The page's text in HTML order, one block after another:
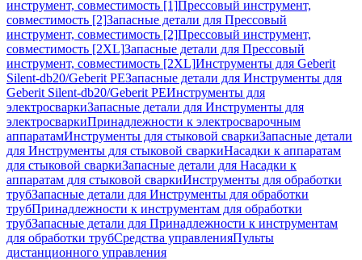
инструмент, совместимость [1]Прессовый инструмент,
совместимость [2]Запасные детали для Прессовый
инструмент, совместимость [2]Прессовый инструмент,
совместимость [2XL]Запасные детали для Прессовый
инструмент, совместимость [2XL]Инструменты для Geberit
Silent-db20/Geberit PEЗапасные детали для Инструменты для
Geberit Silent-db20/Geberit PEИнструменты для
электросваркиЗапасные детали для Инструменты для
электросваркиПринадлежности к электросварочным
аппаратамИнструменты для стыковой сваркиЗапасные детали
для Инструменты для стыковой сваркиНасадки к аппаратам
для стыковой сваркиЗапасные детали для Насадки к
аппаратам для стыковой сваркиИнструменты для обработки
трубЗапасные детали для Инструменты для обработки
трубПринадлежности к инструментам для обработки
трубЗапасные детали для Принадлежности к инструментам
для обработки трубСредства управленияПульты
дистанционного управления